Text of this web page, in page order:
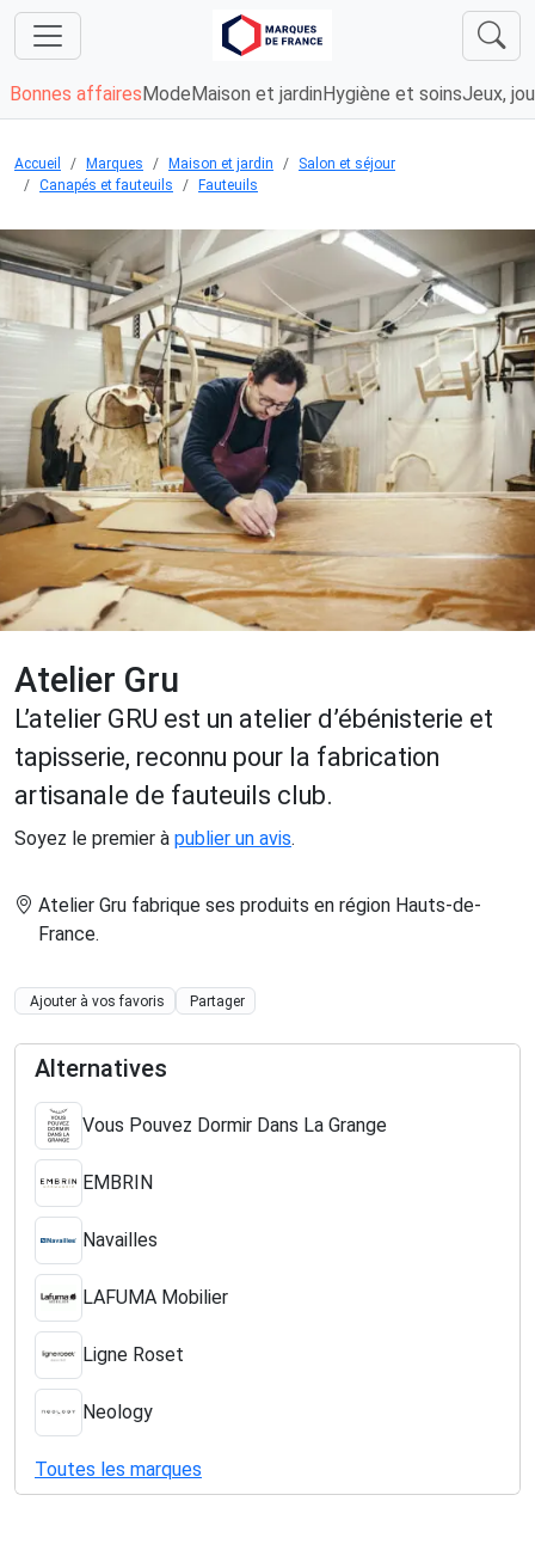
Bonnes affaires Mode Maison et jardin Hygiène et soinsJeux,
Accueil Marques Maison et jardin
Salon et séjour
Canapés et fauteuils
Fauteuils
Chargement...
Atelier Gru
L’atelier GRU est un atelier d’ébénisterie et
tapisserie, reconnu pour la fabrication
artisanale de fauteuils club.
Soyez le premier à publier un avis.
Atelier Gru fabrique ses produits en région Hauts-de-
France.
Ajouter à vos favoris Partager
Alternatives
Vous Pouvez Dormir Dans La Grange
EMBRIN
Navailles
LAFUMA Mobilier
Ligne Roset
Neology
Toutes les marques